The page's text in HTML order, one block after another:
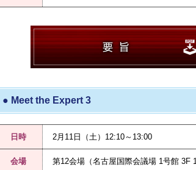
● Meet the Expert 3
日時 2月11日（土）12:10～13:00
会場 第12会場（名古屋国際会議場 1号館 3F